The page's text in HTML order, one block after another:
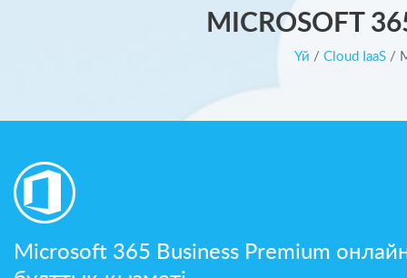
MICROSOFT
Үй / Cloud IaaS/
Microsoft 365 Business Premium